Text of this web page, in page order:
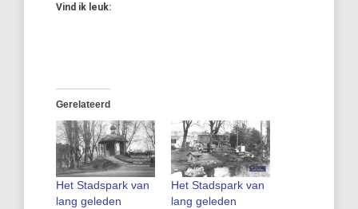
Vind ik leuk:
Gerelateerd
Het Stadspark van
lang geleden
Het Stadspark van
lang geleden